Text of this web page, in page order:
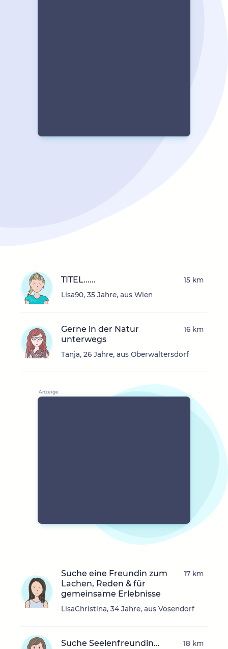
TITEL......
Lisa90, 35 Jahre, aus Wien
15 km
Gerne in der Natur
unterwegs
Tanja, 26 Jahre, aus Oberwaltersdorf
16 km
Suche eine Freundin zum
Lachen, Reden & für
gemeinsame Erlebnisse
LisaChristina, 34 Jahre, aus Vösendorf
17 km
Suche Seelenfreundin... 18 km